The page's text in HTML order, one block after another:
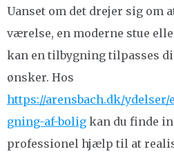
Uanset om det drejer sig om
værelse, en moderne stue
kan en tilbygning tilpasses
ønsker. Hos
https://arensbach.dk/
gning-af-bolig kan du finde
professionel hjælp til at